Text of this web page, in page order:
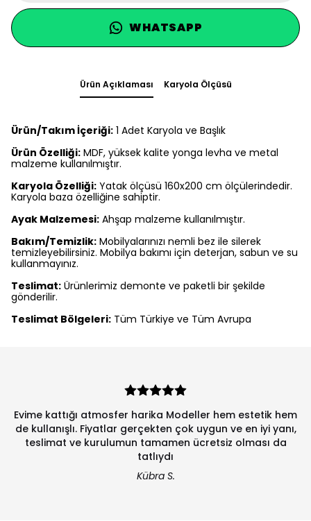
WHATSAPP
Ürün Açıklaması Karyola Ölçüsü
Ürün/Takım İçeriği: 1 Adet Karyola ve Başlık
Ürün Özelliği: MDF, yüksek kalite yonga levha ve metal
malzeme kullanılmıştır.
Karyola Özelliği: Yatak ölçüsü 160x200 cm ölçülerindedir.
Karyola baza özelliğine sahiptir.
Ayak Malzemesi: Ahşap malzeme kullanılmıştır.
Bakım/Temizlik: Mobilyalarınızı nemli bez ile silerek
temizleyebilirsiniz. Mobilya bakımı için deterjan, sabun ve su
kullanmayınız.
Teslimat: Ürünlerimiz demonte ve paketli bir şekilde
gönderilir.
Teslimat Bölgeleri: Tüm Türkiye ve Tüm Avrupa
Evime kattığı atmosfer harika Modeller hem estetik hem
de kullanışlı. Fiyatlar gerçekten çok uygun ve en iyi yanı,
teslimat ve kurulumun tamamen ücretsiz olması da
tatlıydı
Kübra S.